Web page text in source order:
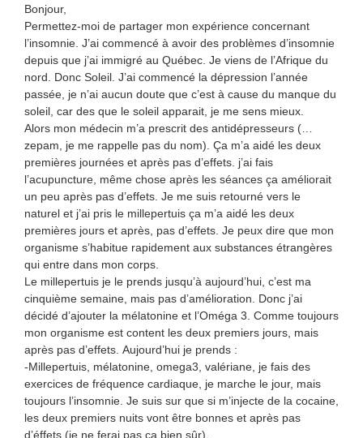
Bonjour,
Permettez-moi de partager mon expérience concernant
l’insomnie. J’ai commencé à avoir des problèmes d’insomnie
depuis que j’ai immigré au Québec. Je viens de l’Afrique du
nord. Donc Soleil. J’ai commencé la dépression l’année
passée, je n’ai aucun doute que c’est à cause du manque du
soleil, car des que le soleil apparait, je me sens mieux.
Alors mon médecin m’a prescrit des antidépresseurs (…
zepam, je me rappelle pas du nom). Ça m’a aidé les deux
premières journées et après pas d’effets. j’ai fais
l’acupuncture, même chose après les séances ça améliorait
un peu après pas d’effets. Je me suis retourné vers le
naturel et j’ai pris le millepertuis ça m’a aidé les deux
premières jours et après, pas d’effets. Je peux dire que mon
organisme s’habitue rapidement aux substances étrangères
qui entre dans mon corps.
Le millepertuis je le prends jusqu’à aujourd’hui, c’est ma
cinquième semaine, mais pas d’amélioration. Donc j’ai
décidé d’ajouter la mélatonine et l’Oméga 3. Comme toujours
mon organisme est content les deux premiers jours, mais
après pas d’effets. Aujourd’hui je prends :
-Millepertuis, mélatonine, omega3, valériane, je fais des
exercices de fréquence cardiaque, je marche le jour, mais
toujours l’insomnie. Je suis sur que si m’injecte de la cocaine,
les deux premiers nuits vont être bonnes et après pas
d’éffets (je ne ferai pas ça bien sûr).